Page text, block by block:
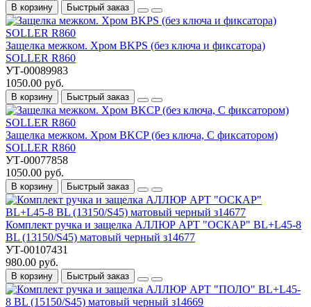
В корзину Быстрый заказ
Защелка межком. Хром BKРS (без ключа и фиксатора)
SOLLER R860
УТ-00089983
1050.00 руб.
В корзину Быстрый заказ
Защелка межком. Хром BKCP (без ключа, С фиксатором)
SOLLER R860
УТ-00077858
1050.00 руб.
В корзину Быстрый заказ
Комплект ручка и защелка АЛЛЮР АРТ "ОСКАР" BL+L45-8
BL (13150/S45) матовый черный з14677
УТ-00107431
980.00 руб.
В корзину Быстрый заказ